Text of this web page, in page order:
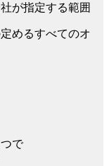
が指定する範囲
めるすべてのオ
で